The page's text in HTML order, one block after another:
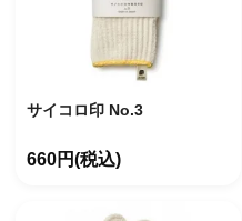
サイコロ印 No.3
660円(税込)